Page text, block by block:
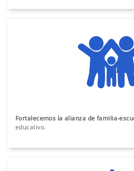
Fortalecemos la alianza de familia-
educativo.